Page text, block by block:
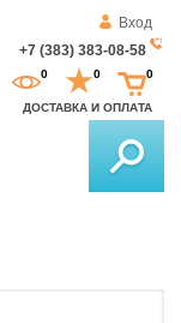
Вход
+7 (383) 383-08-58
ДОСТАВКА И ОПЛАТА
0 0 0